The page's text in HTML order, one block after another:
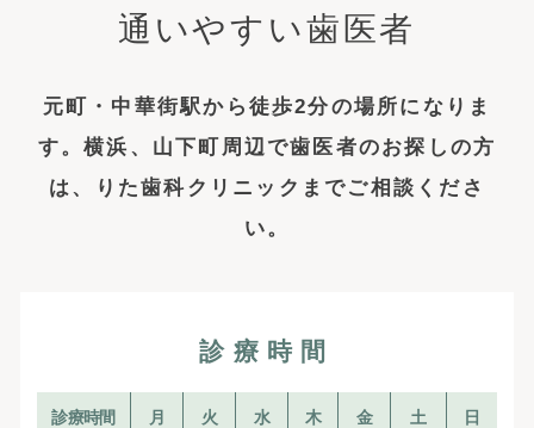
通いやすい歯医者
元町・中華街駅から徒歩2分の場所になりま
す。横浜、山下町周辺で歯医者のお探しの方
は、りた歯科クリニックまでご相談くださ
い。
診療時間
診療時間 月 火 水 木 金 土 日